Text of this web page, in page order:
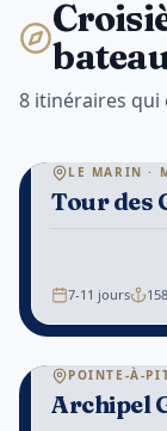
8 itinéraires qui
1/7
LE MARIN ·
Tour des
7-11 jours 158
1/7
POINTE-À-
Archipel